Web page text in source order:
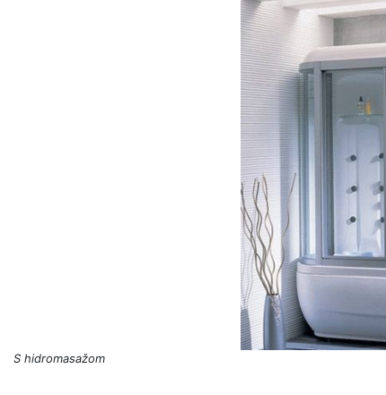
S hidromasažom